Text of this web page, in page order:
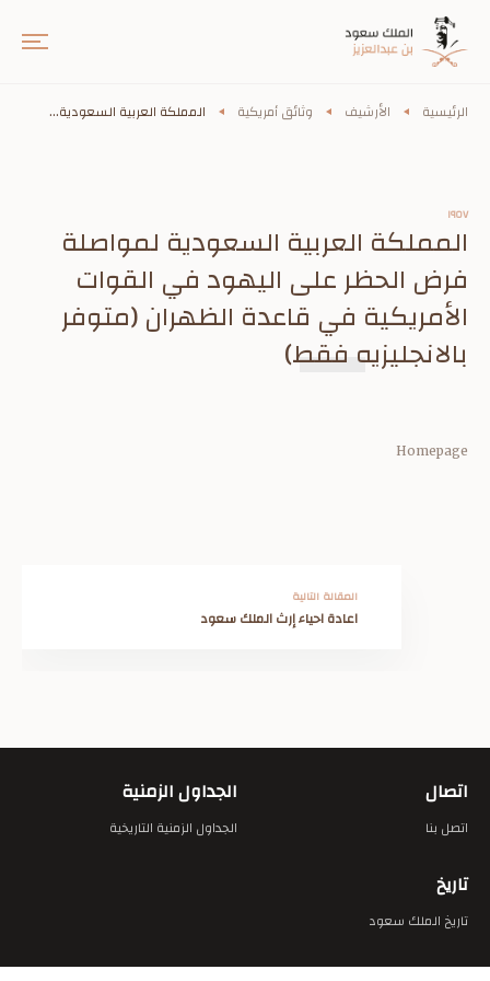
الرئيسية الأرشيف وثائق أمريكية المملكة العربية السعودية...
١٩٥٧
المملكة العربية السعودية لمواصلة
فرض الحظر على اليهود في القوات
الأمريكية في قاعدة الظهران (متوفر
بالانجليزيه فقط)
Homepage
المقالة التالية
اعادة احياء إرث الملك سعود
اتصال
اتصل بنا
الجداول الزمنية
الجداول الزمنية التاريخية
تاريخ
تاريخ الملك سعود